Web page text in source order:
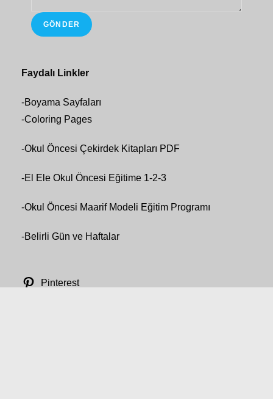
GÖNDER
Faydalı Linkler
-Boyama Sayfaları
-Coloring Pages
-Okul Öncesi Çekirdek Kitapları PDF
-El Ele Okul Öncesi Eğitime 1-2-3
-Okul Öncesi Maarif Modeli Eğitim Programı
-Belirli Gün ve Haftalar
Pinterest